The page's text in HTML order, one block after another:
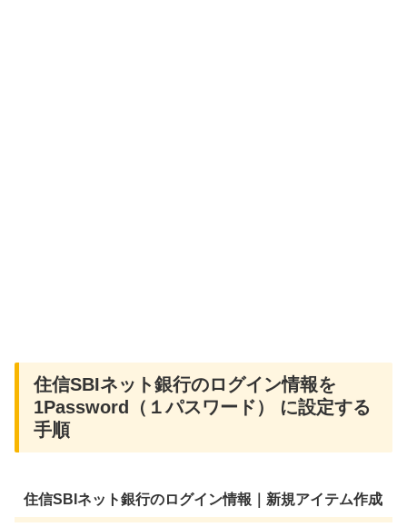
住信SBIネット銀行のログイン情報を
1Password（１パスワード） に設定する
手順
住信SBIネット銀行のログイン情報｜新規アイテム作成